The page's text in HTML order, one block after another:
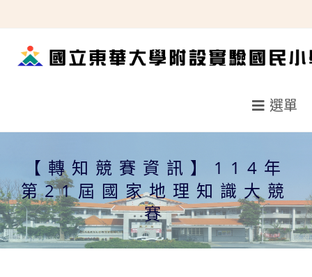
轉
選單
【轉知競賽資訊】114年
第21屆國家地理知識大競
賽